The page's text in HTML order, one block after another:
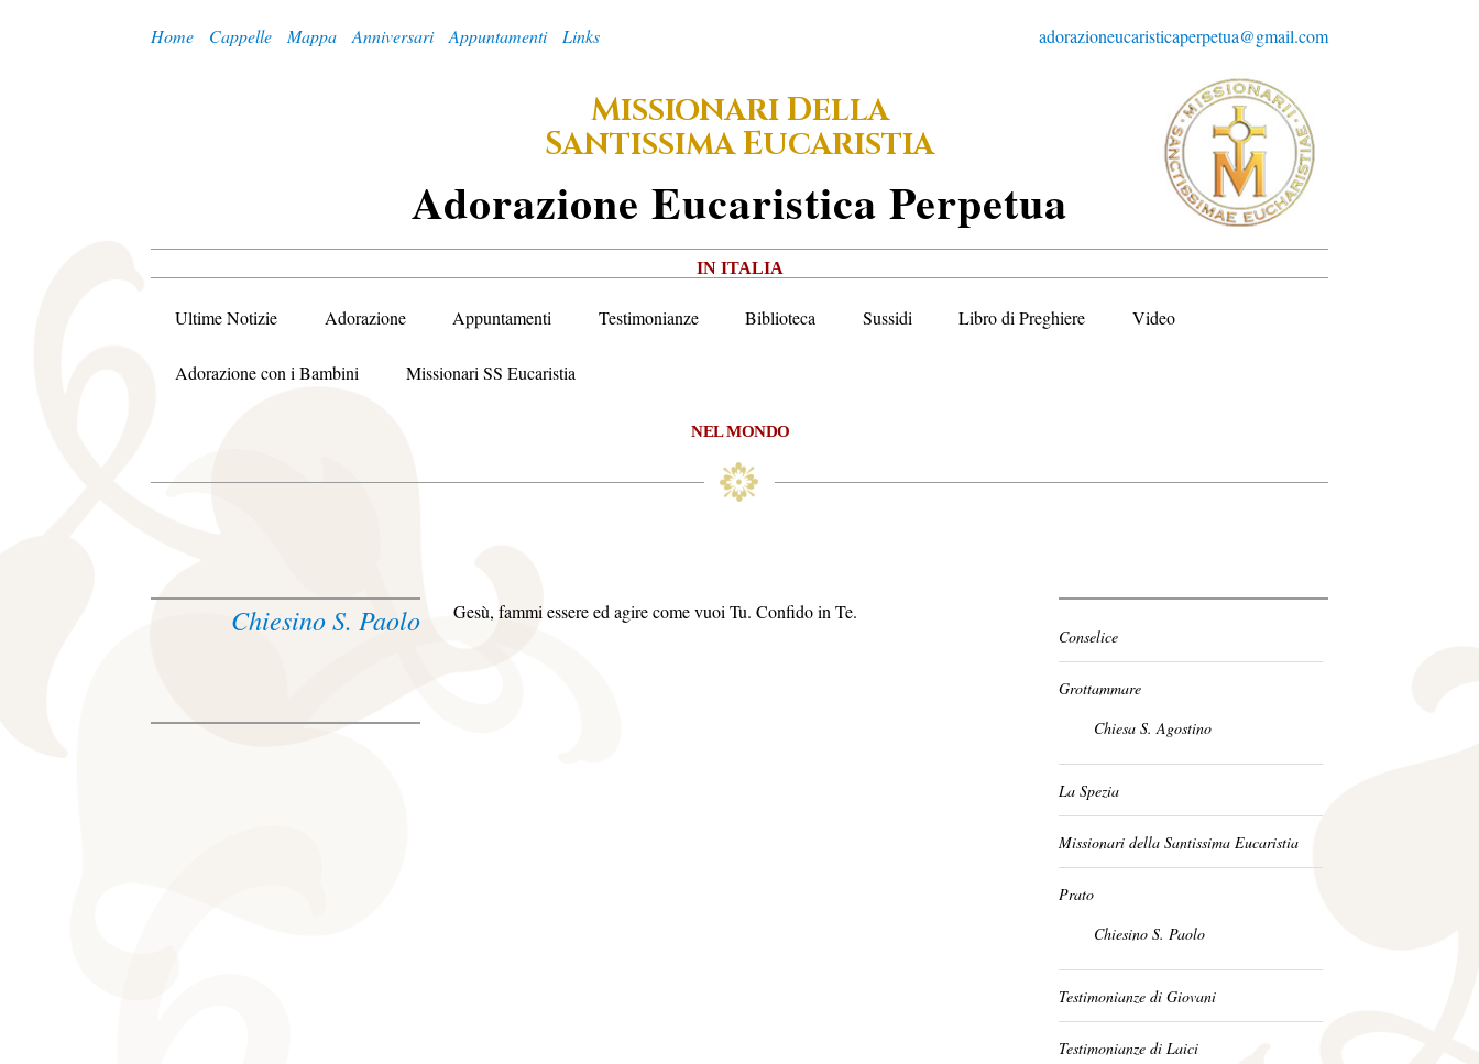
adorazioneucaristicaperpetua@gmail.com
Home Cappelle Mappa Anniversari Appuntamenti Links
MISSIONARIDELLA
SANTISSIMAEUCARISTIA
ADorazione EUcaristica PErpetua
IN ITALIA
Ultime Notizie Adorazione Appuntamenti Testimonianze Biblioteca Sussidi Libro di Preghiere Video
Adorazione con i Bambini Missionari SS Eucaristia
NEL MONDO
Chiesino S. Paolo Gesù, fammi essere ed agire come vuoi Tu. Confido in Te.
Conselice
Grottammare
Chiesa S. Agostino
La Spezia
Missionari della Santissima Eucaristia
Prato
Chiesino S. Paolo
Testimonianze di Giovani
Testimonianze di Laici